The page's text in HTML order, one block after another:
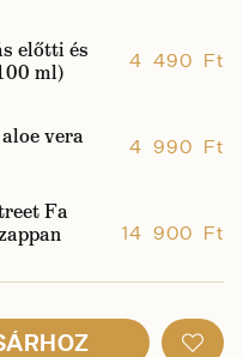
előtti és
ml)
4 490 Ft
vera
4 990 Ft
Fa
14 900 Ft